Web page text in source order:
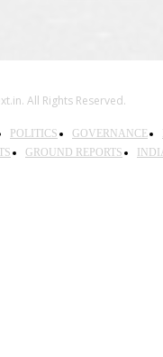
All Rights Reserved.
POLITICS GOVERNANCE
GROUND REPORTS